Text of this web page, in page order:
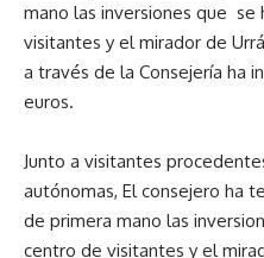
mano las inversiones que se
visitantes y el mirador de
a través de la Consejería ha
euros.
Junto a visitantes
autónomas, El consejero ha
de primera mano las
centro de visitantes y el